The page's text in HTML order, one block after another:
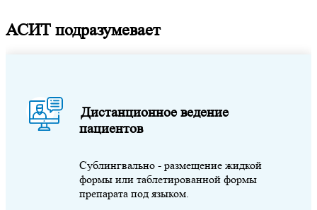
АСИТ подразумевает
Дистанционное ведение
пациентов
Сублингвально - размещение жидкой
формы или таблетированной формы
препарата под языком.